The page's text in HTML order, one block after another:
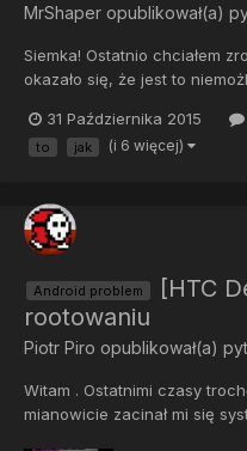
MrShaper opublikował(a)
Siemka! Ostatnio chciałem
okazało się, że jest to
w miarę szybką pomoc
31 Października 2015
to jak (i 6 więcej)
Android problem
[HTC
rootowaniu
Piotr Piro opublikował(a)
Witam . Ostatnimi czasy
mianowicie zacinał mi się